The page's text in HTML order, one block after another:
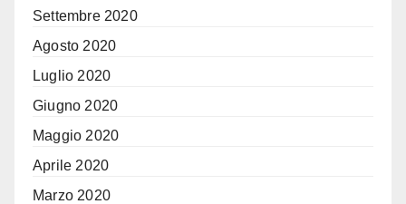
Settembre 2020
Agosto 2020
Luglio 2020
Giugno 2020
Maggio 2020
Aprile 2020
Marzo 2020